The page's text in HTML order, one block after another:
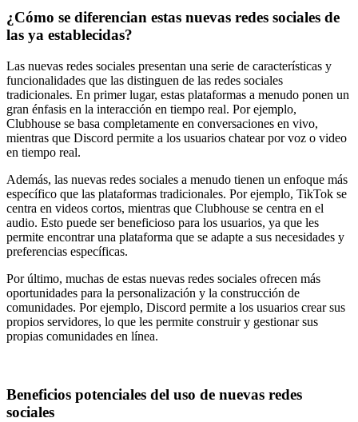
¿Cómo se diferencian estas nuevas redes sociales de
las ya establecidas?
Las nuevas redes sociales presentan una serie de características y
funcionalidades que las distinguen de las redes sociales
tradicionales. En primer lugar, estas plataformas a menudo ponen un
gran énfasis en la interacción en tiempo real. Por ejemplo,
Clubhouse se basa completamente en conversaciones en vivo,
mientras que Discord permite a los usuarios chatear por voz o video
en tiempo real.
Además, las nuevas redes sociales a menudo tienen un enfoque más
específico que las plataformas tradicionales. Por ejemplo, TikTok se
centra en videos cortos, mientras que Clubhouse se centra en el
audio. Esto puede ser beneficioso para los usuarios, ya que les
permite encontrar una plataforma que se adapte a sus necesidades y
preferencias específicas.
Por último, muchas de estas nuevas redes sociales ofrecen más
oportunidades para la personalización y la construcción de
comunidades. Por ejemplo, Discord permite a los usuarios crear sus
propios servidores, lo que les permite construir y gestionar sus
propias comunidades en línea.
Beneficios potenciales del uso de nuevas redes
sociales